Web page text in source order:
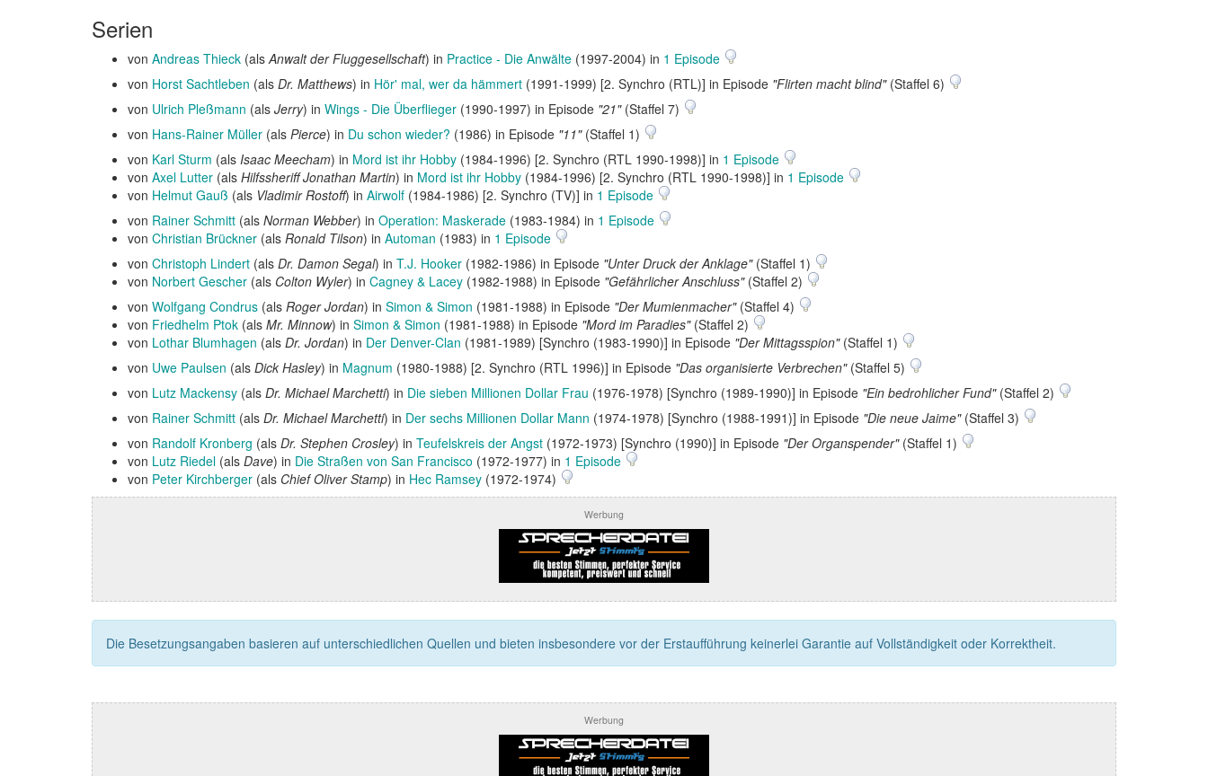
Serien
von Andreas Thieck (alsAnwalt der Fluggesellschaft) in Practice - Die Anwälte (1997-2004) in 1 Episode
von Horst Sachtleben (als Dr. Matthews) in Hör' mal, wer da hämmert (1991-1999) [2. Synchro (RTL)] in Episode "Flirten macht blind"(Staffel 6)
von Ulrich Pleßmann (als Jerry) in Wings - Die Überflieger (1990-1997) in Episode "21"(Staffel 7)
von Hans-Rainer Müller (als Pierce) in Du schon wieder? (1986) in Episode "11"(Staffel 1)
von Karl Sturm (als Isaac Meecham) in Mord ist ihr Hobby (1984-1996) [2. Synchro (RTL 1990-1998)] in 1 Episode
von Axel Lutter (als Hilfssheriff Jonathan Martin) in Mord ist ihr Hobby (1984-1996) [2. Synchro (RTL 1990-1998)] in 1 Episode
von Helmut Gauß (als Vladimir Rostoff) in Airwolf (1984-1986) [2. Synchro (TV)] in 1 Episode
von Rainer Schmitt (als Norman Webber) in Operation: Maskerade (1983-1984) in 1 Episode
von Christian Brückner (als Ronald Tilson) in Automan (1983) in 1 Episode
von Christoph Lindert (als Dr. Damon Segal) in T.J. Hooker (1982-1986) in Episode "Unter Druck der Anklage"(Staffel 1)
von Norbert Gescher (als Colton Wyler) in Cagney & Lacey (1982-1988) in Episode "Gefährlicher Anschluss"(Staffel 2)
von Wolfgang Condrus (als Roger Jordan) in Simon & Simon (1981-1988) in Episode "Der Mumienmacher"(Staffel 4)
von Friedhelm Ptok (als Mr. Minnow) in Simon & Simon (1981-1988) in Episode "Mord im Paradies"(Staffel 2)
von Lothar Blumhagen (als Dr. Jordan) in Der Denver-Clan (1981-1989) [Synchro (1983-1990)] in Episode "Der Mittagsspion"(Staffel 1)
von Uwe Paulsen (als Dick Hasley) in Magnum (1980-1988) [2. Synchro (RTL 1996)] in Episode "Das organisierte Verbrechen"(Staffel 5)
von Lutz Mackensy (als Dr. Michael Marchetti) in Die sieben Millionen Dollar Frau (1976-1978) [Synchro (1989-1990)] in Episode "Ein bedrohlicher Fund"(Staffel 2)
von Rainer Schmitt (als Dr. Michael Marchetti) in Der sechs Millionen Dollar Mann (1974-1978) [Synchro (1988-1991)] in Episode "Die neue Jaime"(Staffel 3)
von Randolf Kronberg (als Dr. Stephen Crosley) in Teufelskreis der Angst (1972-1973) [Synchro (1990)] in Episode "Der Organspender"(Staffel 1)
von Lutz Riedel (als Dave) in Die Straßen von San Francisco (1972-1977) in 1 Episode
von Peter Kirchberger (als Chief Oliver Stamp) in Hec Ramsey (1972-1974)
Werbung
Die Besetzungsangaben basieren auf unterschiedlichen Quellen und bieten insbesondere vor der Erstaufführung keinerlei Garantie auf Vollständigkeit oder Korrektheit.
Werbung